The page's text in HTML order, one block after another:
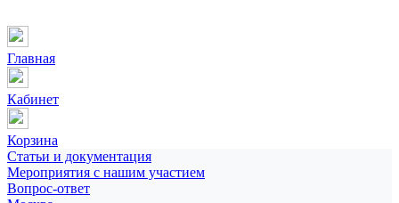
Главная
Кабинет
Корзина
Статьи и документация
Мероприятия с нашим участием
Вопрос-ответ